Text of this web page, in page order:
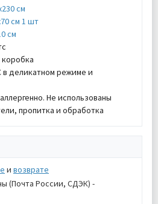
см
см 1 шт
см
в деликатном режиме и
Не использованы
пропитка и обработка
и возврате
(Почта России, СДЭК) -